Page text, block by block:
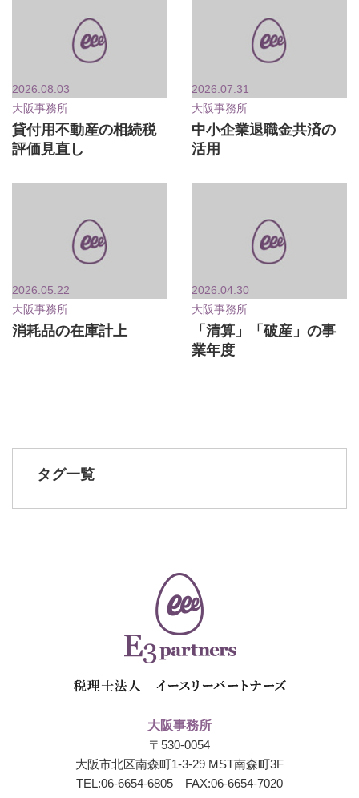
2026.08.03
大阪事務所
貸付用不動産の相続税
評価見直し
2026.07.31
大阪事務所
中小企業退職金共済の
活用
2026.05.22
大阪事務所
消耗品の在庫計上
2026.04.30
大阪事務所
「清算」「破産」の事
業年度
タグ一覧
大阪事務所
〒530-0054
大阪市北区南森町1-3-29 MST南森町3F
TEL:06-6654-6805 FAX:06-6654-7020